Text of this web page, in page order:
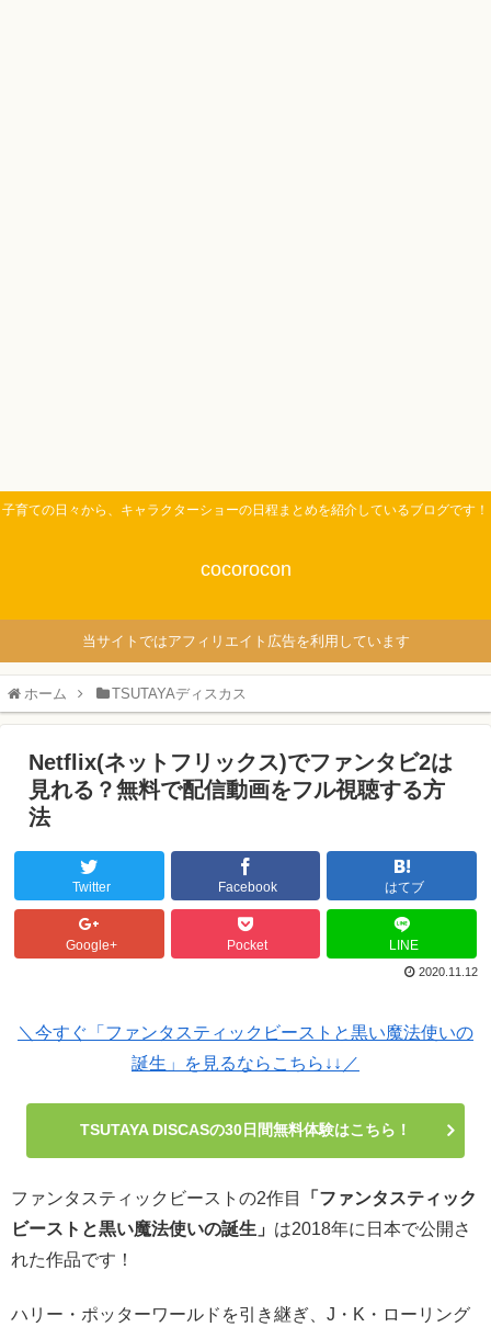
子育ての日々から、キャラクターショーの日程まとめを紹介しているブログです！
cocorocon
当サイトではアフィリエイト広告を利用しています
ホーム TSUTAYAディスカス
Netflix(ネットフリックス)でファンタビ2は
見れる？無料で配信動画をフル視聴する方
法
Twitter Facebook はてブ
Google+ Pocket LINE
2020.11.12
＼今すぐ「ファンタスティックビーストと黒い魔法使いの
誕生」を見るならこちら↓↓／
TSUTAYA DISCASの30日間無料体験はこちら！
ファンタスティックビーストの2作目
「ファンタスティック
ビーストと黒い魔法使いの誕生」 は2018年に日本で公開さ
れた作品です！
ハリー・ポッターワールドを引き継ぎ、J・K・ローリング